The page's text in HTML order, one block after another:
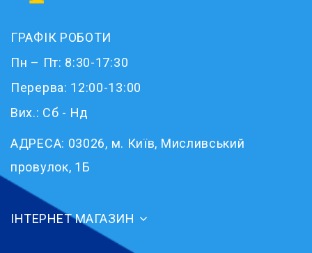
ГРАФІК РОБОТИ
Пн – Пт: 8:30-17:30
Перерва: 12:00-13:00
Вих.: Сб - Нд
АДРЕСА: 03026, м. Київ, Мисливський
провулок, 1Б
ІНТЕРНЕТ МАГАЗИН